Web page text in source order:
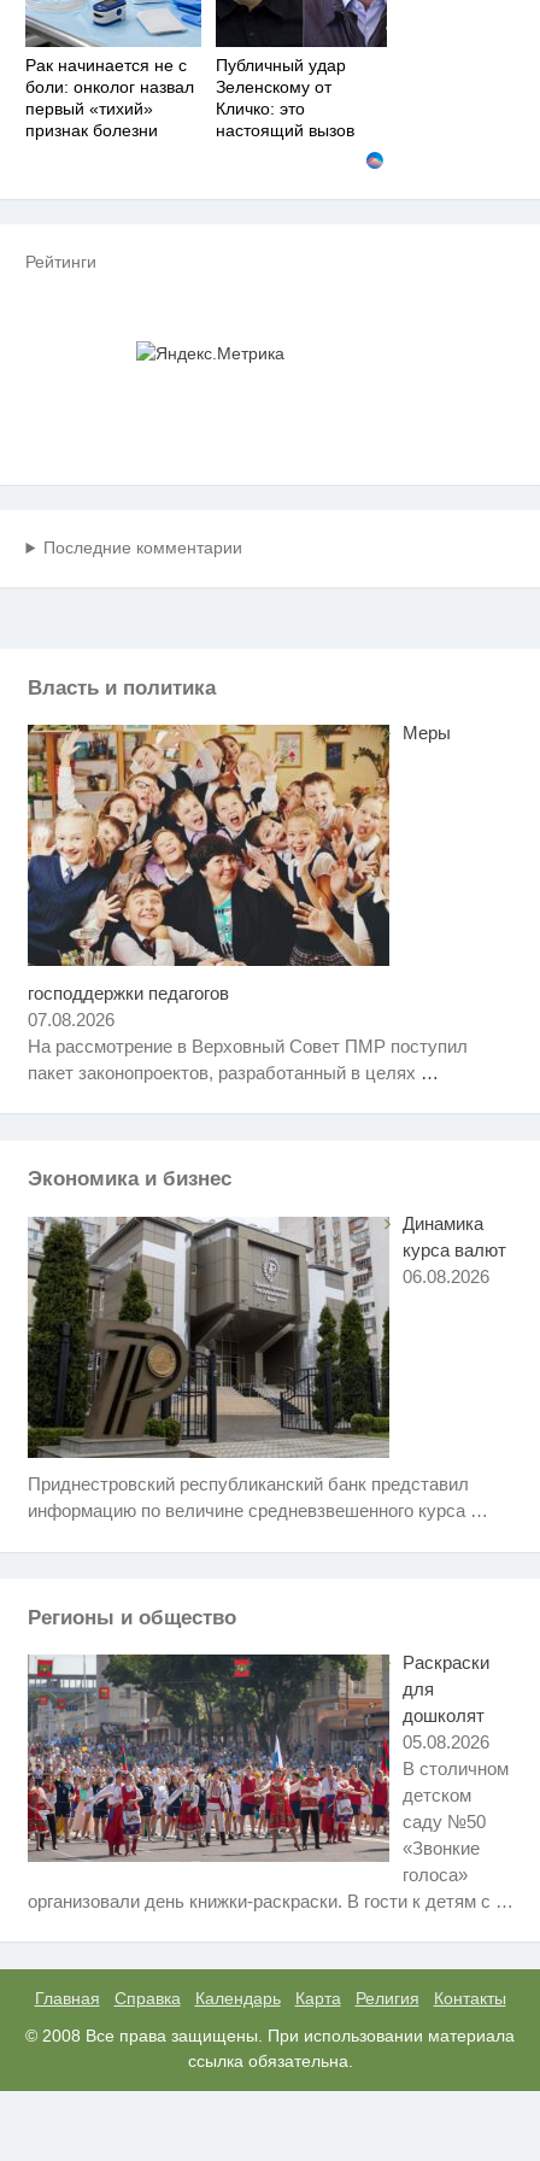
Рак начинается не с
боли: онколог назвал
первый «тихий»
признак болезни
Публичный удар
Зеленскому от
Кличко: это
настоящий вызов
Рейтинги
Последние комментарии
Власть и политика
Меры
господдержки педагогов
07.08.2026
На рассмотрение в Верховный Совет ПМР поступил
пакет законопроектов, разработанный в целях …
Экономика и бизнес
Динамика
курса валют
06.08.2026
Приднестровский республиканский банк представил
информацию по величине средневзвешенного курса …
Регионы и общество
Раскраски
для
дошколят
05.08.2026
В столичном
детском
саду №50
«Звонкие
голоса»
организовали день книжки-раскраски. В гости к детям с …
Главная Справка Календарь Карта Религия
Контакты
© 2008 Все права защищены. При использовании материала
ссылка обязательна.
Этот танец невесты оставит вас
Ролик из Омска: вы будете
смеяться долго
i
Скрытая камера на пляже
когда их не видят...
Рак начинается не с боли:
Публичный удар Зеленскому от
а смеяться вы будете долго
i
"Потеряли стыд в погоне за
"Диором": Поплавская вмазала
семейке Плющенко